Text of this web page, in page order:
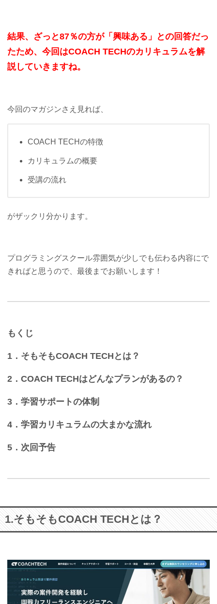
結果、 ざっと87％の方が「興味ある」との回答だっ
たため、今回はCOACH TECHのカリキュラムを解
説していきますね。
今回のマガジンさえ見れば、
COACH TECHの特徴
カリキュラムの概要
受講の流れ
がザックリ分かります。
プログラミングスクール雰囲気が少しでも伝わる内容にで
きればと思うので、最後までお願いします！
もくじ
1．そもそもCOACH TECHとは？
2．COACH TECHはどんなプランがあるの？
3．学習サポートの体制
4．学習カリキュラムの大まかな流れ
5．次回予告
1.そもそもCOACH TECHとは？